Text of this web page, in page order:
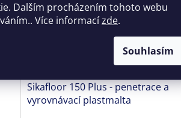
Dalším procházením tohoto webu
Více informacízde.
Souhlasím
Sikafloor 150 Plus - penetrace a
vyrovnávací plastmalta